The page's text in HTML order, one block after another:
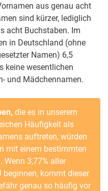
aus genau acht
sind kürzer, lediglich
acht Buchstaben. Im
in Deutschland (ohne
Namen) 6,5
keine wesentlichen
und Mädchennamen.
die es in unserem
Häufigkeit als
auftreten, würden
mit einem bestimmten
Wenn 3,77% aller
kommt dieser
genau so häufig vor